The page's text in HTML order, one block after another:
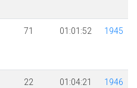
71 01:01:52 1945
22 01:04:21 1946